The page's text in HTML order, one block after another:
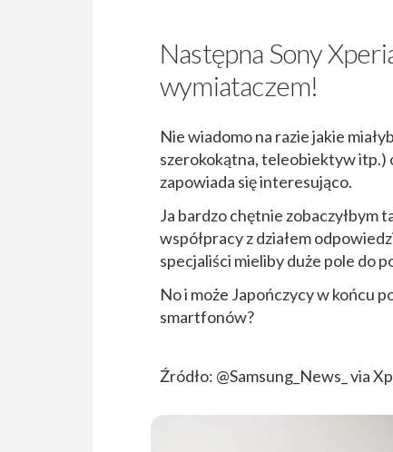
Następna Sony
wymiataczem!
Nie wiadomo na razie jakie
szerokokątna, teleobiektyw itp.)
zapowiada się interesująco.
Ja bardzo chętnie zobaczyłbym
współpracy z działem
specjaliści mieliby duże pole do
No i może Japończycy w końcu
smartfonów?
Źródło: @Samsung_News_ via